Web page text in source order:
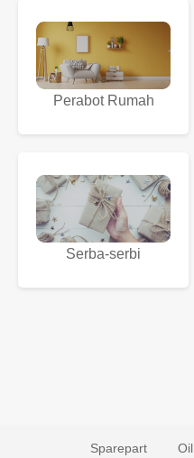
Perabot Rumah
Serba-serbi
Sparepart Oil